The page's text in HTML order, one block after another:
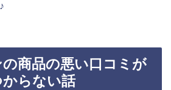
商品の悪い口コミが
らない話